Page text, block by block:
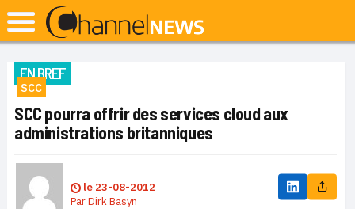
EN BREF
SCC
SCC pourra offrir des services cloud aux
administrations britanniques
le 23-08-2012
ParDirk Basyn